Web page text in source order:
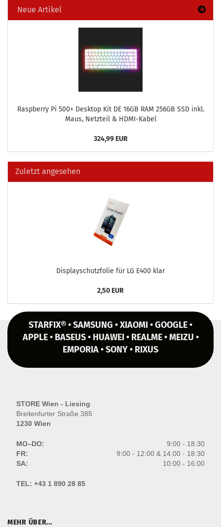
Neue Artikel
Raspber­ry Pi 500+ Desk­top Kit DE 16GB RAM 256GB SSD inkl.
Maus, Netz­teil & HDMI-​Kabel
324,99 EUR
Zuletzt angesehen
Dis­play­schutz­fo­lie für LG E400 klar
2,50 EUR
STARFIX® • SAMSUNG • XIAOMI • GOOGLE •
APPLE • BASEUS • HUAWEI • REALME • MEIZU •
EMPORIA • SONY • RIXUS
STORE Wien - Liesing
Breitenfurter Straße 385
1230 Wien
MO–DO:
9:00 - 18:30
FR:
9:00 - 12:00 & 14:00 - 18:30
SA:
10:00 - 16:00
TEL: +43 1 890 28 85
MEHR ÜBER...